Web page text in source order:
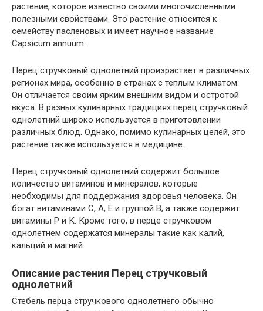
растение, которое известно своими многочисленными
полезными свойствами. Это растение относится к
семейству пасленовых и имеет научное название
Capsicum annuum.
Перец стручковый однолетний произрастает в различных
регионах мира, особенно в странах с теплым климатом.
Он отличается своим ярким внешним видом и остротой
вкуса. В разных кулинарных традициях перец стручковый
однолетний широко используется в приготовлении
различных блюд. Однако, помимо кулинарных целей, это
растение также используется в медицине.
Перец стручковый однолетний содержит большое
количество витаминов и минералов, которые
необходимы для поддержания здоровья человека. Он
богат витаминами С, А, Е и группой В, а также содержит
витамины P и К. Кроме того, в перце стручковом
однолетнем содержатся минералы такие как калий,
кальций и магний.
Описание растения Перец стручковый
однолетний
Стебель перца стручкового однолетнего обычно